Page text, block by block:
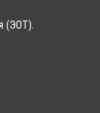
(ЭОТ).